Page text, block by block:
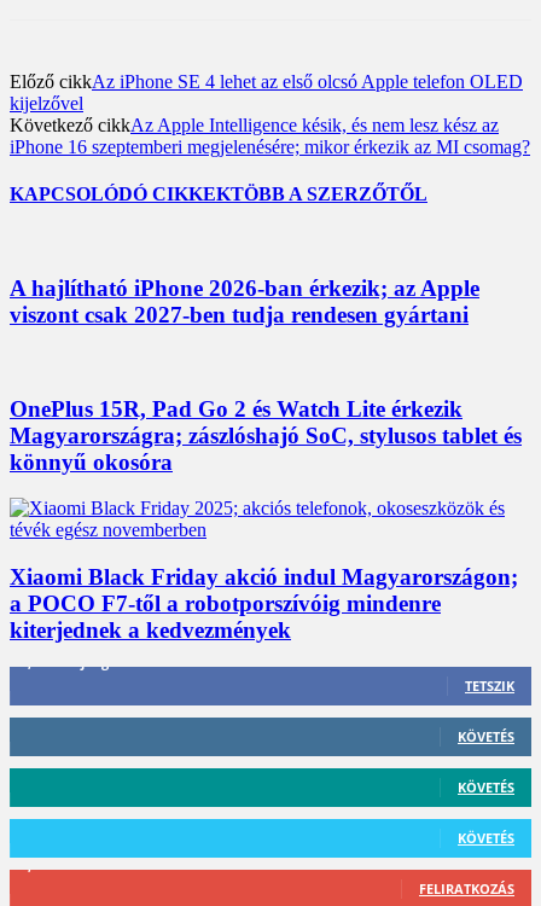
Előző cikkAz iPhone SE 4 lehet az első olcsó Apple telefon OLED
kijelzővel
Következő cikkAz Apple Intelligence késik, és nem lesz kész az
iPhone 16 szeptemberi megjelenésére; mikor érkezik az MI csomag?
KAPCSOLÓDÓ CIKKEKTÖBB A SZERZŐTŐL
A hajlítható iPhone 2026-ban érkezik; az Apple
viszont csak 2027-ben tudja rendesen gyártani
OnePlus 15R, Pad Go 2 és Watch Lite érkezik
Magyarországra; zászlóshajó SoC, stylusos tablet és
könnyű okosóra
Xiaomi Black Friday akció indul Magyarországon;
a POCO F7-től a robotporszívóig mindenre
kiterjednek a kedvezmények
TETSZIK
412 Követő
KÖVETÉS
59 Követő
KÖVETÉS
101 Követő
KÖVETÉS
2,589 Feliratkozó
FELIRATKOZÁS